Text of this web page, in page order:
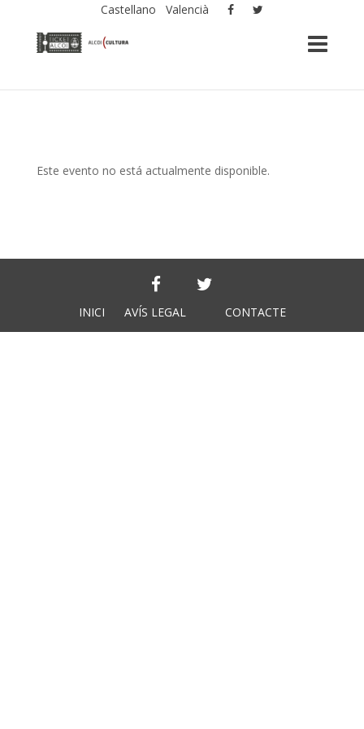
Castellano Valencià
Este evento no está actualmente disponible.
INICI AVÍS LEGAL CONTACTE